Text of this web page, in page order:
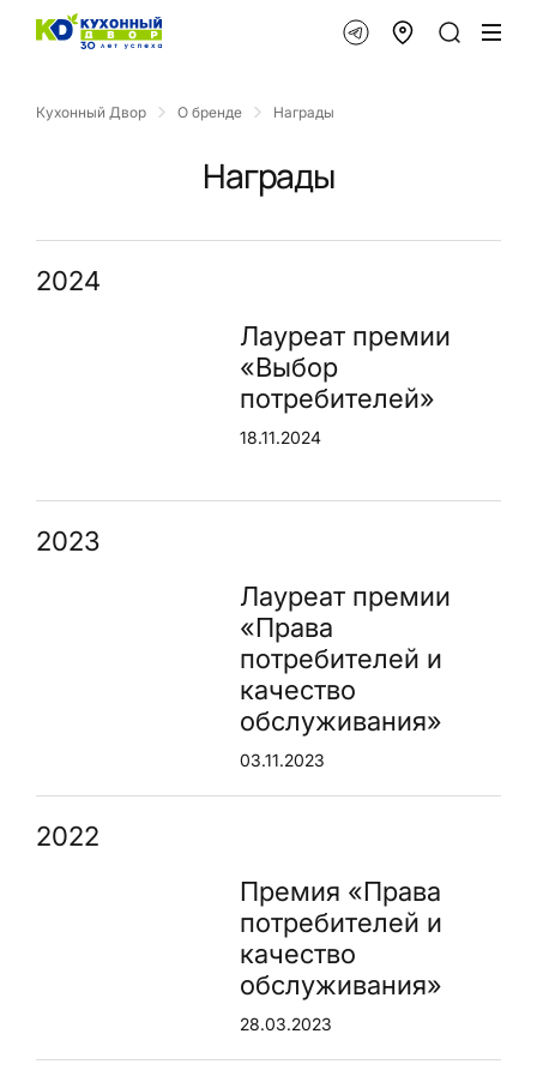
Кухонный Двор О бренде Награды
Награды
2024
Лауреат премии
«Выбор
потребителей»
18.11.2024
2023
Лауреат премии
«Права
потребителей и
качество
обслуживания»
03.11.2023
2022
Премия «Права
потребителей и
качество
обслуживания»
28.03.2023